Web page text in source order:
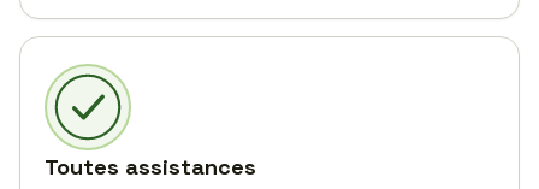
Toutes assistances